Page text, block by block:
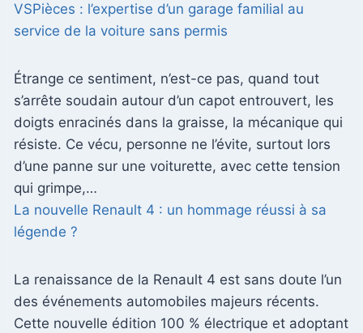
VSPièces : l’expertise d’un garage familial au
service de la voiture sans permis
Étrange ce sentiment, n’est-ce pas, quand tout
s’arrête soudain autour d’un capot entrouvert, les
doigts enracinés dans la graisse, la mécanique qui
résiste. Ce vécu, personne ne l’évite, surtout lors
d’une panne sur une voiturette, avec cette tension
qui grimpe,…
La nouvelle Renault 4 : un hommage réussi à sa
légende ?
La renaissance de la Renault 4 est sans doute l’un
des événements automobiles majeurs récents.
Cette nouvelle édition 100 % électrique et adoptant